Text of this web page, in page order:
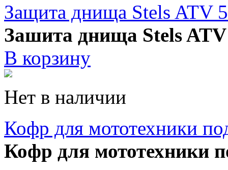
Защита днища Stels ATV
Зашита днища Stels
В корзину
Нет в наличии
Кофр для мототехники
Кофр для мототехники